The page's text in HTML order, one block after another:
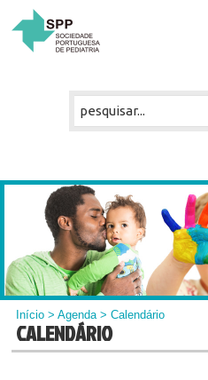
Início >Agenda> Calendário
CALENDÁRIO